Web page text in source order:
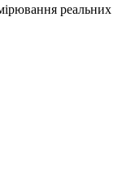
реальних